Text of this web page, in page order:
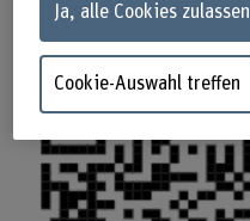
Spendenquittung
Ja, alle Cookies zulassen
Cookie-Auswahl treffen